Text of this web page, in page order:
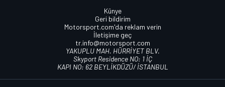
Künye
Geri bildirim
Motorsport.com'da reklam verin
İletişime geç
tr.info@motorsport.com
YAKUPLU MAH. HÜRRİYET BLV.
Skyport Residence NO: 1 İÇ
KAPI NO: 62 BEYLİKDÜZÜ/ İSTANBUL